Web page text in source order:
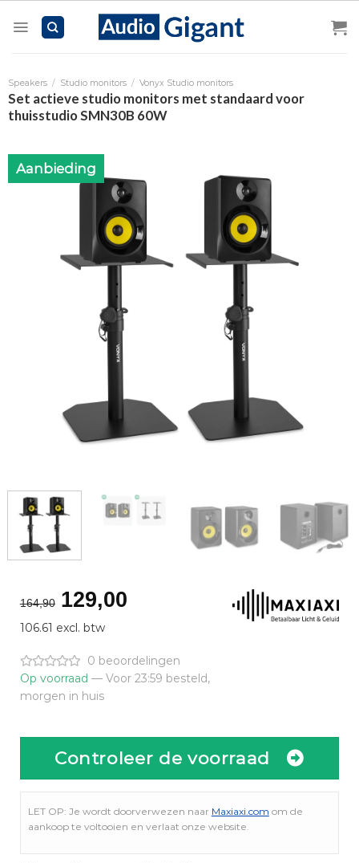
Speakers / Studio monitors / Vonyx Studio monitors
Set actieve studio monitors met standaard voor
thuisstudio SMN30B 60W
Aanbieding
164,90 Oorspronkelijke
prijs
was:
€164,90.
129,00Huidige
€129,00.
106.61 excl. btw
0 beoordelingen
Op voorraad — Voor 23:59 besteld,
morgen in huis
Controleer de voorraad
LET OP: Je wordt doorverwezen naar Maxiaxi.com om de
aankoop te voltooien en verlaat onze website.